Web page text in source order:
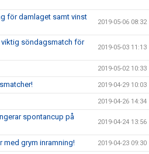
för damlaget samt vinst
2019-05-06 08:32
viktig söndagsmatch för
2019-05-03 11:13
2019-05-02 10:33
2019-04-29 10:03
2019-04-26 14:34
spontancup på
2019-04-24 13:56
med grym inramning! 2019-04-23 09:30